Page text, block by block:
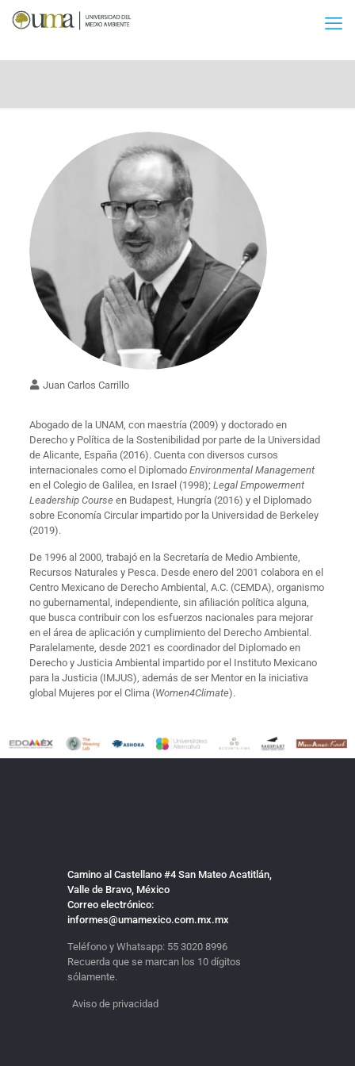
Juan Carlos Carrillo
Abogado de la UNAM, con maestría (2009) y doctorado en
Derecho y Política de la Sostenibilidad por parte de la Universidad
de Alicante, España (2016). Cuenta con diversos cursos
internacionales como el Diplomado Environmental Management
en el Colegio de Galilea, en Israel (1998); Legal Empowerment
Leadership Courseen Budapest, Hungría (2016) y el Diplomado
sobre Economía Circular impartido por la Universidad de Berkeley
(2019).
De 1996 al 2000, trabajó en la Secretaría de Medio Ambiente,
Recursos Naturales y Pesca. Desde enero del 2001 colabora en el
Centro Mexicano de Derecho Ambiental, A.C. (CEMDA), organismo
no gubernamental, independiente, sin afiliación política alguna,
que busca contribuir con los esfuerzos nacionales para mejorar
en el área de aplicación y cumplimiento del Derecho Ambiental.
Paralelamente, desde 2021 es coordinador del Diplomado en
Derecho y Justicia Ambiental impartido por el Instituto Mexicano
para la Justicia (IMJUS), además de ser Mentor en la iniciativa
global Mujeres por el Clima (Women4Climate).
Camino al Castellano #4 San Mateo Acatitlán,
Valle de Bravo, México
Correo electrónico:
informes@umamexico.com.mx.mx
Teléfono y Whatsapp: 55 3020 8996
Recuerda que se marcan los 10 dígitos
sólamente.
Aviso de privacidad